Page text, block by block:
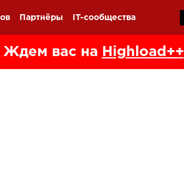
Партнёры IT-сообщества
Ждем вас на Highload++